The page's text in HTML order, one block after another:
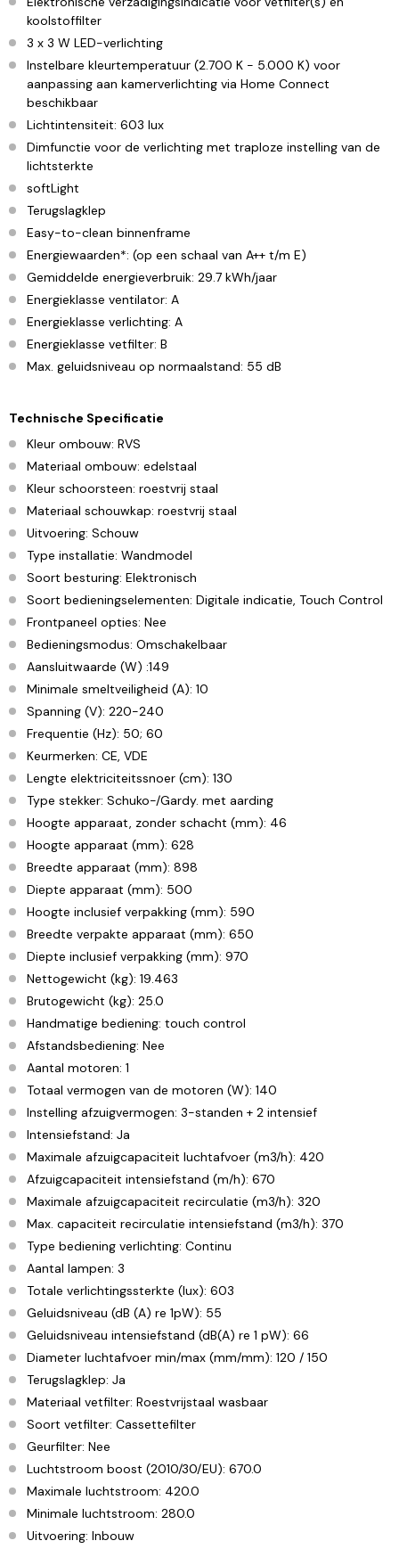
koolstoffilter
3 x 3 W LED-verlichting
Instelbare kleurtemperatuur (2.700 K - 5.000 K) voor
aanpassing aan kamerverlichting via Home Connect
beschikbaar
Lichtintensiteit: 603 lux
Dimfunctie voor de verlichting met traploze instelling van de
lichtsterkte
softLight
Terugslagklep
Easy-to-clean binnenframe
Energiewaarden*: (op een schaal van A++ t/m E)
Gemiddelde energieverbruik: 29.7 kWh/jaar
Energieklasse ventilator: A
Energieklasse verlichting: A
Energieklasse vetfilter: B
Max. geluidsniveau op normaalstand: 55 dB
Technische Specificatie
Kleur ombouw: RVS
Materiaal ombouw: edelstaal
Kleur schoorsteen: roestvrij staal
Materiaal schouwkap: roestvrij staal
Uitvoering: Schouw
Type installatie: Wandmodel
Soort besturing: Elektronisch
Soort bedieningselementen: Digitale indicatie, Touch Control
Frontpaneel opties: Nee
Bedieningsmodus: Omschakelbaar
Aansluitwaarde (W) :149
Minimale smeltveiligheid (A): 10
Spanning (V): 220-240
Frequentie (Hz): 50; 60
Keurmerken: CE, VDE
Lengte elektriciteitssnoer (cm): 130
Type stekker: Schuko-/Gardy. met aarding
Hoogte apparaat, zonder schacht (mm): 46
Hoogte apparaat (mm): 628
Breedte apparaat (mm): 898
Diepte apparaat (mm): 500
Hoogte inclusief verpakking (mm): 590
Breedte verpakte apparaat (mm): 650
Diepte inclusief verpakking (mm): 970
Nettogewicht (kg): 19.463
Brutogewicht (kg): 25.0
Handmatige bediening: touch control
Afstandsbediening: Nee
Aantal motoren: 1
Totaal vermogen van de motoren (W): 140
Instelling afzuigvermogen: 3-standen + 2 intensief
Intensiefstand: Ja
Maximale afzuigcapaciteit luchtafvoer (m3/h): 420
Afzuigcapaciteit intensiefstand (m/h): 670
Maximale afzuigcapaciteit recirculatie (m3/h): 320
Max. capaciteit recirculatie intensiefstand (m3/h): 370
Type bediening verlichting: Continu
Aantal lampen: 3
Totale verlichtingssterkte (lux): 603
Geluidsniveau (dB (A) re 1pW): 55
Geluidsniveau intensiefstand (dB(A) re 1 pW): 66
Diameter luchtafvoer min/max (mm/mm): 120 / 150
Terugslagklep: Ja
Materiaal vetfilter: Roestvrijstaal wasbaar
Soort vetfilter: Cassettefilter
Geurfilter: Nee
Luchtstroom boost (2010/30/EU): 670.0
Maximale luchtstroom: 420.0
Minimale luchtstroom: 280.0
Uitvoering: Inbouw